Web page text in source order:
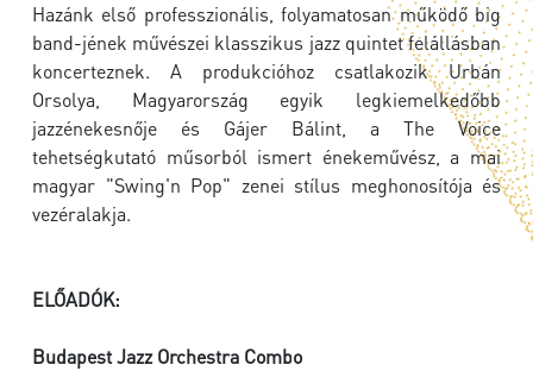
Hazánk első professzionális, folyamatosan működő big
band-jének művészei klasszikus jazz quintet felállásban
koncerteznek. A produkcióhoz csatlakozik Urbán
Orsolya, Magyarország egyik legkiemelkedőbb
jazzénekesnője és Gájer Bálint, a The Voice
tehetségkutató műsorból ismert énekeművész, a mai
magyar "Swing'n Pop" zenei stílus meghonosítója és
vezéralakja.
ELŐADÓK:
Budapest Jazz Orchestra Combo